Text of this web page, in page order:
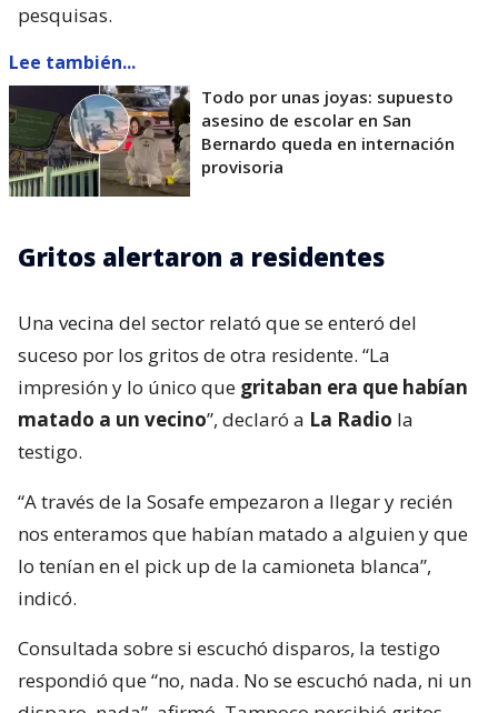
pesquisas.
Lee también...
Todo por unas joyas: supuesto
asesino de escolar en San
Bernardo queda en internación
provisoria
Gritos alertaron a residentes
Una vecina del sector relató que se enteró del
suceso por los gritos de otra residente. “La
impresión y lo único que gritaban era que habían
matado a un vecino”, declaró a La Radio la
testigo.
“A través de la Sosafe empezaron a llegar y recién
nos enteramos que habían matado a alguien y que
lo tenían en el pick up de la camioneta blanca”,
indicó.
Consultada sobre si escuchó disparos, la testigo
respondió que “no, nada. No se escuchó nada, ni un